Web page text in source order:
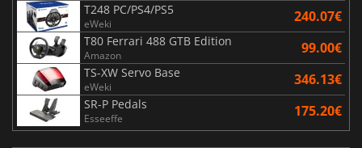
T248 PC/PS4/PS5
eWeki 240.07€
T80 Ferrari 488 GTB Edition
Amazon 99.00€
TS-XW Servo Base
eWeki 346.13€
SR-P Pedals
Esseeffe 175.20€